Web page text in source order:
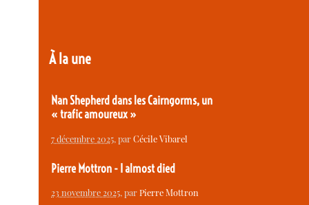
À la une
Nan Shepherd dans les Cairngorms, un
« trafic amoureux »
7 décembre 2025, parCécile Vibarel
Pierre Mottron - I almost died
23 novembre 2025, parPierre Mottron